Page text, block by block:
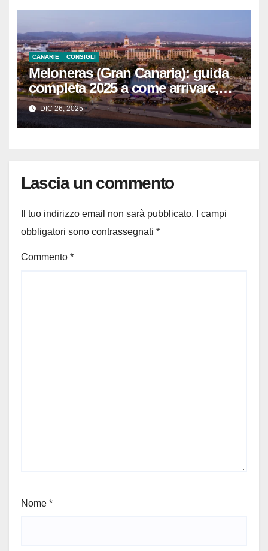
CANARIE CONSIGLI
Meloneras (Gran Canaria): guida
completa 2025 a come arrivare,
cosa vedere e fare, dove mangiare
e dormire, con consigli pratici per
organizzare il viaggio
DIC 26, 2025
Lascia un commento
Il tuo indirizzo email non sarà pubblicato.
I campi
obbligatori sono contrassegnati *
Commento *
Nome *